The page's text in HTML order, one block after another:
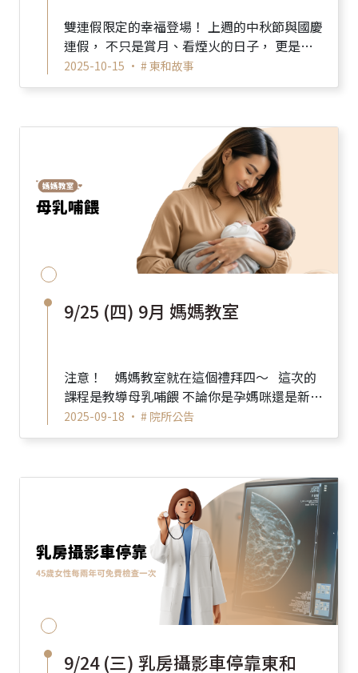
雙連假限定的幸福登場！ 上週的中秋節與國慶
連假， 不只是賞月、看煙火的日子， 更是東
2025-10-15 • # 東和故事
9/25 (四) 9月 媽媽教室
注意！ 媽媽教室就在這個禮拜四～ 這次的
課程是教導母乳哺餵 不論你是孕媽咪還是新手
媽咪 都可以來聽，學習如何補餵...
2025-09-18 • # 院所公告
9/24 (三) 乳房攝影車停靠東和